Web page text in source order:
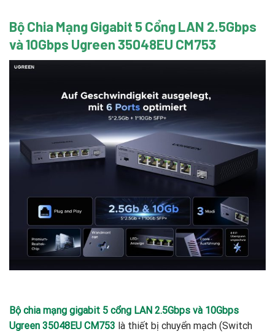
Bộ Chia Mạng Gigabit 5 Cổng LAN 2.5Gbps
và 10Gbps Ugreen 35048EU CM753
Bộ chia mạng gigabit 5 cổng LAN 2.5Gbps và 10Gbps
Ugreen 35048EU CM753 là thiết bị chuyển mạch (Switch